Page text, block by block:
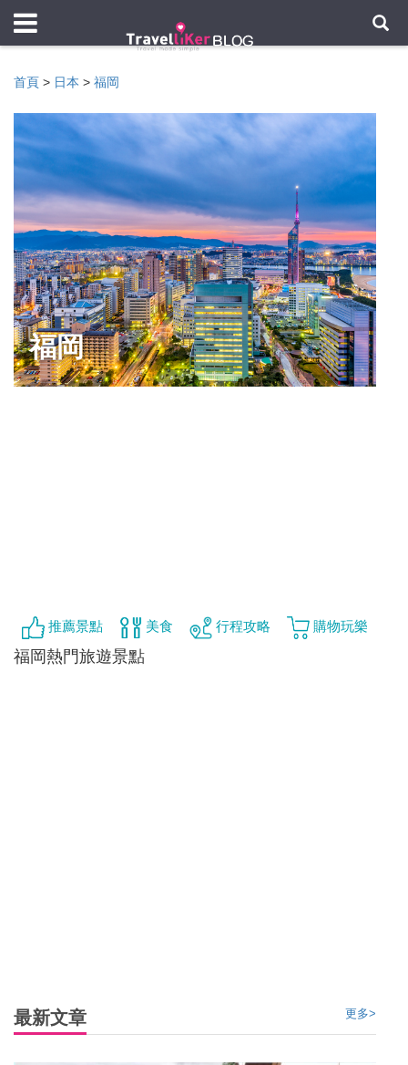
首頁 > 日本 > 福岡
福岡
推薦景點 美食 行程攻略 購物玩樂
福岡熱門旅遊景點
最新文章 更多>